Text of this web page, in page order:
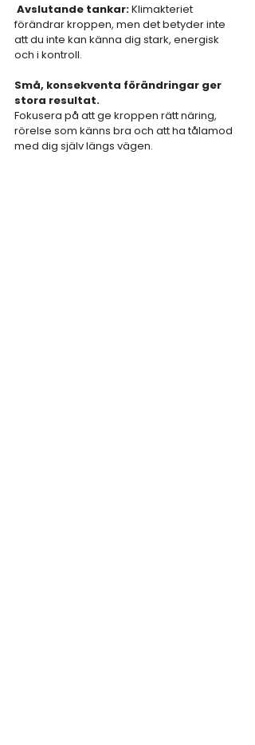
Avslutande tankar: Klimakteriet
förändrar kroppen, men det betyder inte
att du inte kan känna dig stark, energisk
och i kontroll.
Små, konsekventa förändringar ger
stora resultat.
Fokusera på att ge kroppen rätt näring,
rörelse som känns bra och att ha tålamod
med dig själv längs vägen.